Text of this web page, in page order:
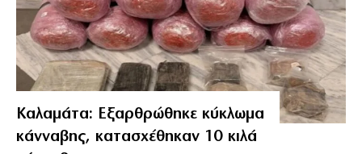
Καλαμάτα: Εξαρθρώθηκε κύκλωμα
κάνναβης, κατασχέθηκαν 10 κιλά